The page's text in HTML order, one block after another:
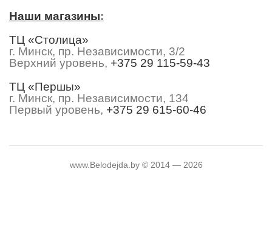
Наши магазины:
ТЦ «Столица»
г. Минск, пр. Независимости, 3/2
Верхний уровень, +375 29 115-59-43
ТЦ «Першы»
г. Минск, пр. Независимости, 134
Первый уровень, +375 29 615-60-46
www.Belodejda.by © 2014 — 2026